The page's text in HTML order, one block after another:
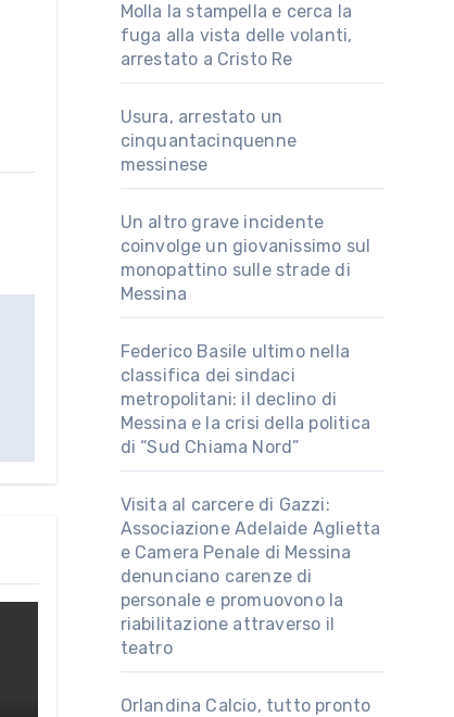
Molla la stampella e cerca la
fuga alla vista delle volanti,
arrestato a Cristo Re
Usura, arrestato un
cinquantacinquenne
messinese
Un altro grave incidente
coinvolge un giovanissimo sul
monopattino sulle strade di
Messina
Federico Basile ultimo nella
classifica dei sindaci
metropolitani: il declino di
Messina e la crisi della politica
di “Sud Chiama Nord”
Visita al carcere di Gazzi:
Associazione Adelaide Aglietta
e Camera Penale di Messina
denunciano carenze di
personale e promuovono la
riabilitazione attraverso il
teatro
Orlandina Calcio, tutto pronto